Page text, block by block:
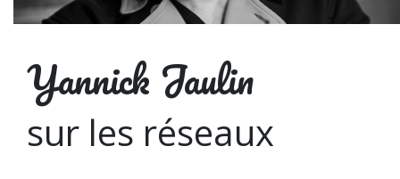
Yannick Jaulin
sur les réseaux